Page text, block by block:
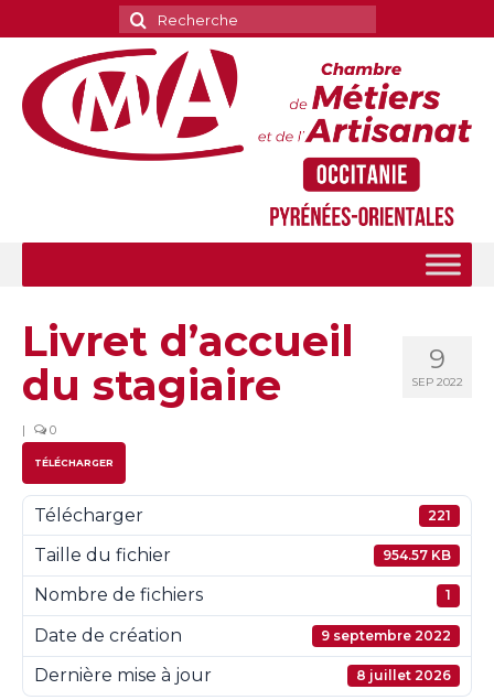
Rechercher
:
9
SEP 2022
Livret d’accueil
du stagiaire
| 0
TÉLÉCHARGER
Télécharger 221
Taille du fichier 954.57 KB
Nombre de fichiers 1
Date de création 9 septembre 2022
Dernière mise à jour 8 juillet 2026